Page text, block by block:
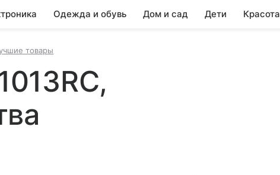
Одежда и обувь Дом и сад Дети Красота
товары